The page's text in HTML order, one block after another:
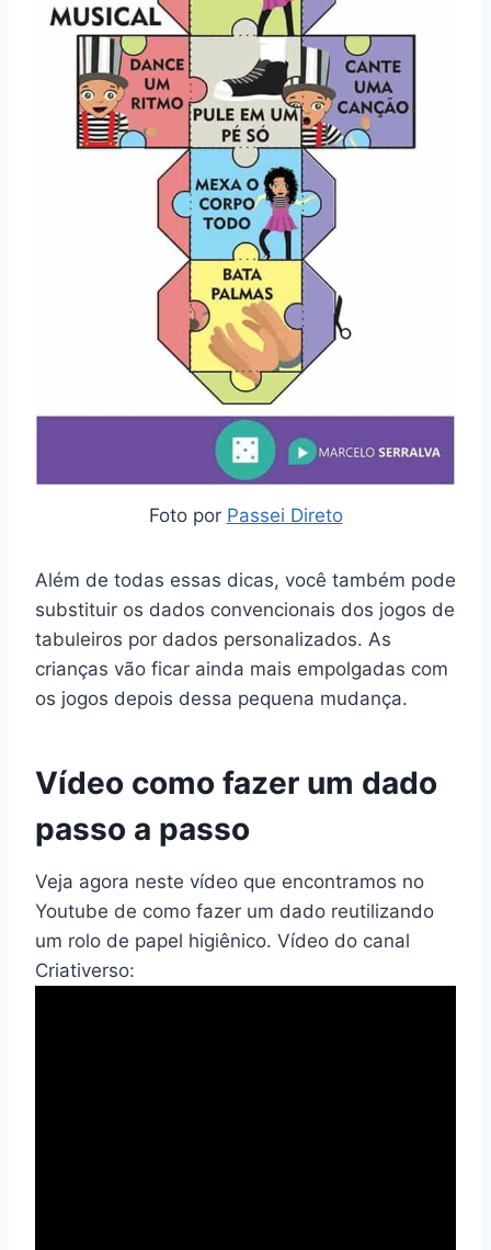
Foto por Passei Direto
Além de todas essas dicas, você também pode
substituir os dados convencionais dos jogos de
tabuleiros por dados personalizados. As
crianças vão ficar ainda mais empolgadas com
os jogos depois dessa pequena mudança.
Vídeo como fazer um dado
passo a passo
Veja agora neste vídeo que encontramos no
Youtube de como fazer um dado reutilizando
um rolo de papel higiênico. Vídeo do canal
Criativerso: